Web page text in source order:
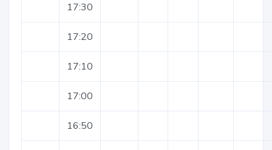
17:30
17:20
17:10
17:00
16:50